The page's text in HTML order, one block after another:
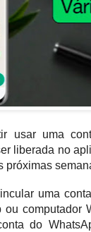
usar uma
liberada no
próximas
uma
ou computador
do